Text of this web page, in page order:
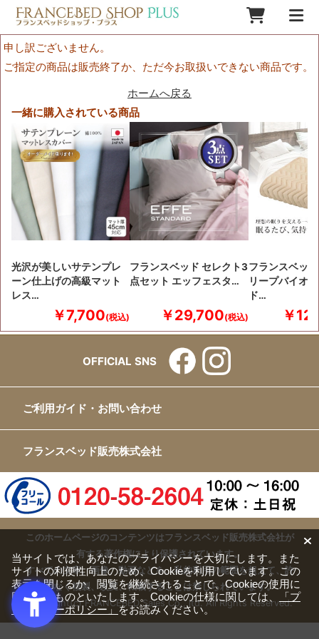
申し訳ございません。
ご指定の商品は販売終了か、ただ今お取扱いできない商品です。
ホームへ戻る
一緒に購入されている商品
光沢が美しいサテンプレ
ーン仕上げの高級マット
レス…
￥7,700
フランスベッド セレクト3
点セット エッフェスタ…
￥29,700
フランスベッ
リープバイオ
ド…
￥
OFFICIAL SNS
ご利用ガイド・お問い合わせ
フランスベッド販売株式会社
このホームページのコンテンツはフランスベッド販売株式会社が
有する著作権により保護されています。
すべての文章、画像、動画などを、私的利用の範囲を超えて、許
可なく複製、改変、転載することは禁じられています。
Copyright(c) FRANCEBED Sales Co., ltd. All Rights Reserved.
当サイトでは、あなたのプライバシーを大切にします。また
サイトの利便性向上のため、Cookieを利用しています。この
表示を閉じるか、閲覧を継続されることで、Cookieの使用に
同意するものといたします。Cookieの仕様に関しては、
「プ
ライバシーポリシー」をお読みください。